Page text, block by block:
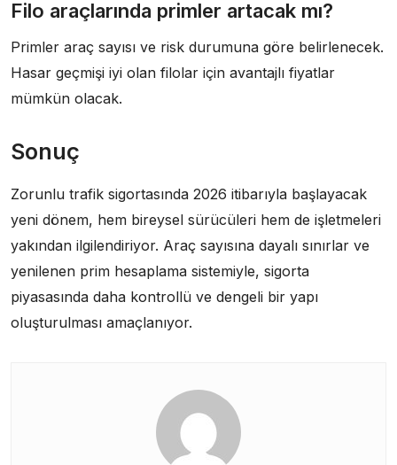
Filo araçlarında primler artacak mı?
Primler araç sayısı ve risk durumuna göre belirlenecek.
Hasar geçmişi iyi olan filolar için avantajlı fiyatlar
mümkün olacak.
Sonuç
Zorunlu trafik sigortasında 2026 itibarıyla başlayacak
yeni dönem, hem bireysel sürücüleri hem de işletmeleri
yakından ilgilendiriyor. Araç sayısına dayalı sınırlar ve
yenilenen prim hesaplama sistemiyle, sigorta
piyasasında daha kontrollü ve dengeli bir yapı
oluşturulması amaçlanıyor.